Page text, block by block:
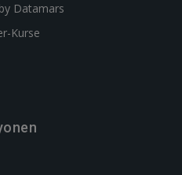
Datamars
Kurse